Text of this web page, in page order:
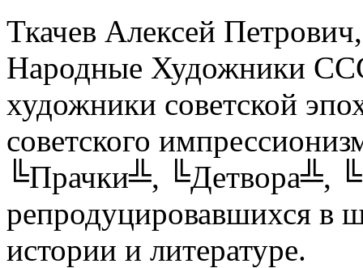
Ткачев Алексей
Народные Художники
художники советской
советского
╚Прачки╩, ╚Детвора╩,
репродуцировавшихся в
истории и литературе.